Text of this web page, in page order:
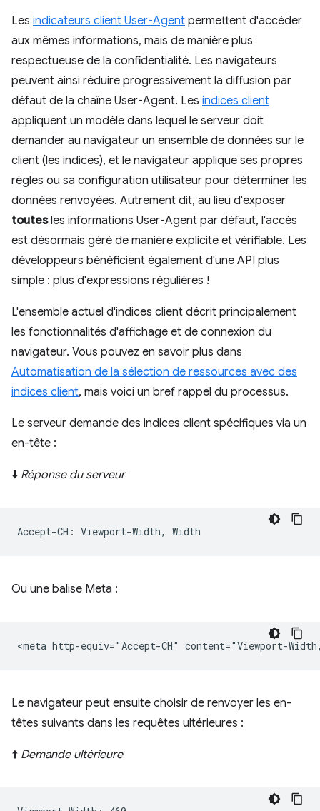
Les indicateurs client User-Agent permettent d'accéder
aux mêmes informations, mais de manière plus
respectueuse de la confidentialité. Les navigateurs
peuvent ainsi réduire progressivement la diffusion par
défaut de la chaîne User-Agent. Les indices client
appliquent un modèle dans lequel le serveur doit
demander au navigateur un ensemble de données sur le
client (les indices), et le navigateur applique ses propres
règles ou sa configuration utilisateur pour déterminer les
données renvoyées. Autrement dit, au lieu d'exposer
toutesles informations User-Agent par défaut, l'accès
est désormais géré de manière explicite et vérifiable. Les
développeurs bénéficient également d'une API plus
simple : plus d'expressions régulières !
L'ensemble actuel d'indices client décrit principalement
les fonctionnalités d'affichage et de connexion du
navigateur. Vous pouvez en savoir plus dans
Automatisation de la sélection de ressources avec des
indices client, mais voici un bref rappel du processus.
Le serveur demande des indices client spécifiques via un
en-tête :
⬇️ Réponse du serveur
Ou une balise Meta :
Le navigateur peut ensuite choisir de renvoyer les en-
têtes suivants dans les requêtes ultérieures :
⬆️ Demande ultérieure